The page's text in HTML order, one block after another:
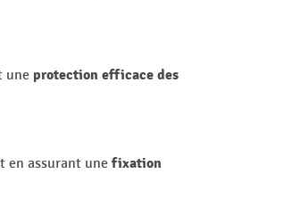
une protection efficace des
en assurant une fixation